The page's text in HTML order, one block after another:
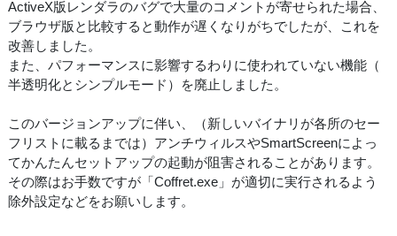
ActiveX版レンダラのバグで大量のコメントが寄せられた場合、
ブラウザ版と比較すると動作が遅くなりがちでしたが、これを
改善しました。
また、パフォーマンスに影響するわりに使われていない機能（
半透明化とシンプルモード）を廃止しました。
このバージョンアップに伴い、（新しいバイナリが各所のセー
フリストに載るまでは）アンチウィルスやSmartScreenによっ
てかんたんセットアップの起動が阻害されることがあります。
その際はお手数ですが「Coffret.exe」が適切に実行されるよう
除外設定などをお願いします。